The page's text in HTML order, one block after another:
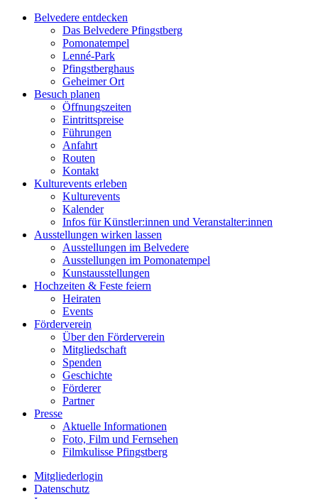
Belvedere entdecken
Das Belvedere Pfingstberg
Pomonatempel
Lenné-Park
Pfingstberghaus
Geheimer Ort
Besuch planen
Öffnungszeiten
Eintrittspreise
Führungen
Anfahrt
Routen
Kontakt
Kulturevents erleben
Kulturevents
Kalender
Infos für Künstler:innen und Veranstalter:innen
Ausstellungen wirken lassen
Ausstellungen im Belvedere
Ausstellungen im Pomonatempel
Kunstausstellungen
Hochzeiten & Feste feiern
Heiraten
Events
Förderverein
Über den Förderverein
Mitgliedschaft
Spenden
Geschichte
Förderer
Partner
Presse
Aktuelle Informationen
Foto, Film und Fernsehen
Filmkulisse Pfingstberg
Mitgliederlogin
Datenschutz